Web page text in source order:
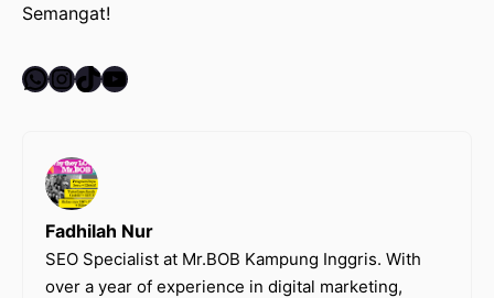
Semangat!
WhatsApp
Instagram
TikTok
YouTube
Fadhilah Nur
SEO Specialist at Mr.BOB Kampung Inggris. With
over a year of experience in digital marketing,